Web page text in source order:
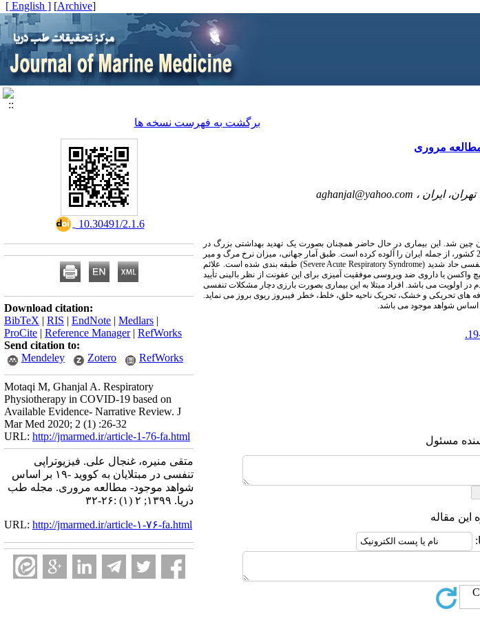
[
Archive
]
[ English ]
برگشت به فهرست نسخه ها
ایران ، aghanjal@yahoo.com
باعث آغاز شیوع پنومونی از ووهان چین شد. این بیماری در حال حاضر همچنان بصورت یک تهدید بهداشتی بزرگ در
سراسر جهان مطرح و جان تعداد زیادی از افراد را گرفته است. کووید-19 تا به حال حدود 220 کشور، از جمله ایران را آلوده کرده است. طبق آمار جهانی، میزان نرخ مرگ و میر
Severe Acute Respiratory Syndrome) طبقه بندی شده است. علائم
هیچ واکسن یا داروی ضد ویروسی موفقیت آمیزی برای این عفونت از نظر بالینی تأیید
می باشد. افراد مبتلا به این بیماری بصورت بارزی دچار مشکلات تنفسی
تحریکی و خشک، تحریک ناحیه حلق، خلط، خطر فیبروز ریوی بروز می نماید.
مسئول
این مقاله
‎ 10.30491/2.1.6
Download citation:
BibTeX | RIS | EndNote | Medlars |
ProCite | Reference Manager| RefWorks
Send citation to:
Mendeley
Zotero RefWorks
Motaqi M, Ghanjal A. Respiratory
Physiotherapy in COVID-19 based on
Available Evidence- Narrative Review. J
Mar Med 2020; 2 (1) :26-32
URL: http://jmarmed.ir/article-1-76-fa.html
متقی منیره، غنجال علی. فیزیوتراپی
تنفسی در مبتلایان به کووید -۱۹ بر اساس
شواهد موجود- مطالعه مروری. مجله طب
دریا. ۱۳۹۹; ۲ (۱) :۲۶-۳۲
URL: http://jmarmed.ir/article-۱-۷۶-fa.html